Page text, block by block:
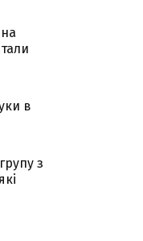
в
з